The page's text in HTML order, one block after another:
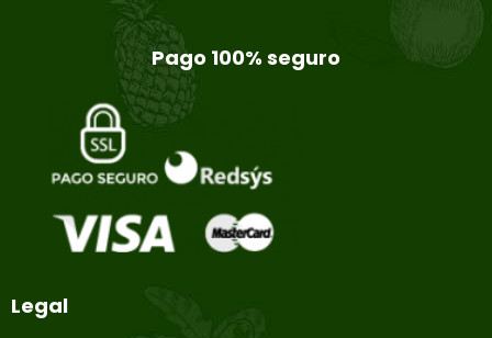
Pago 100% seguro
Legal